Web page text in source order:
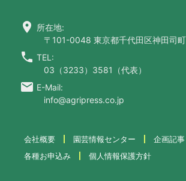
location_on 所在地:
〒101-0048 東京都千代田区神田司
call TEL:
03（3233）3581（代表）
email E-Mail:
info@agripress.co.jp
会社概要 園芸情報センター
企画記事
各種お申込み
個人情報保護方針